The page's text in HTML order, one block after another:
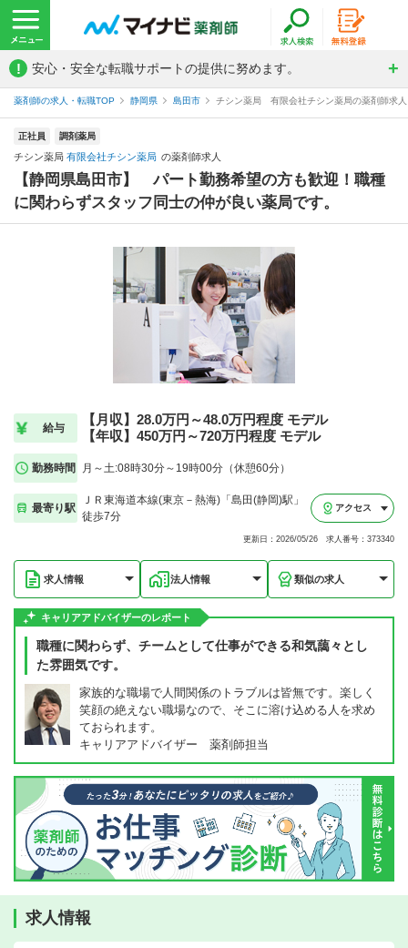
! 安心・安全な転職サポートの提供に努めます。
薬剤師の求人・転職TOP 静岡県 島田市 チシン薬局 有限会社チシン薬局の薬剤師求人
正社員 調剤薬局
チシン薬局 有限会社チシン薬局 の薬剤師求人
【静岡県島田市】 パート勤務希望の方も歓迎！職種
に関わらずスタッフ同士の仲が良い薬局です。
給与
【月収】28.0万円～48.0万円程度 モデル
【年収】450万円～720万円程度 モデル
勤務時間 月～土:08時30分～19時00分（休憩60分）
最寄り駅
ＪＲ東海道本線(東京－熱海)「島田(静岡)駅」
徒歩7分
アクセス
更新日：2026/05/26 求人番号：373340
求人情報 法人情報 類似の求人
キャリアアドバイザーのレポート
職種に関わらず、チームとして仕事ができる和気藹々とし
た雰囲気です。
家族的な職場で人間関係のトラブルは皆無です。楽しく
笑顔の絶えない職場なので、そこに溶け込める人を求め
ておられます。
キャリアアドバイザー 薬剤師担当
求人情報